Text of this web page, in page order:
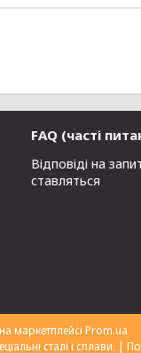
FAQ (часті
Відповіді на
ставляться
маркетплейсі Prom.ua
ТОВ "Укрторгекспорт" нержавіючий та кольоровий металопрокат, спеціальні сталі і сплави. |